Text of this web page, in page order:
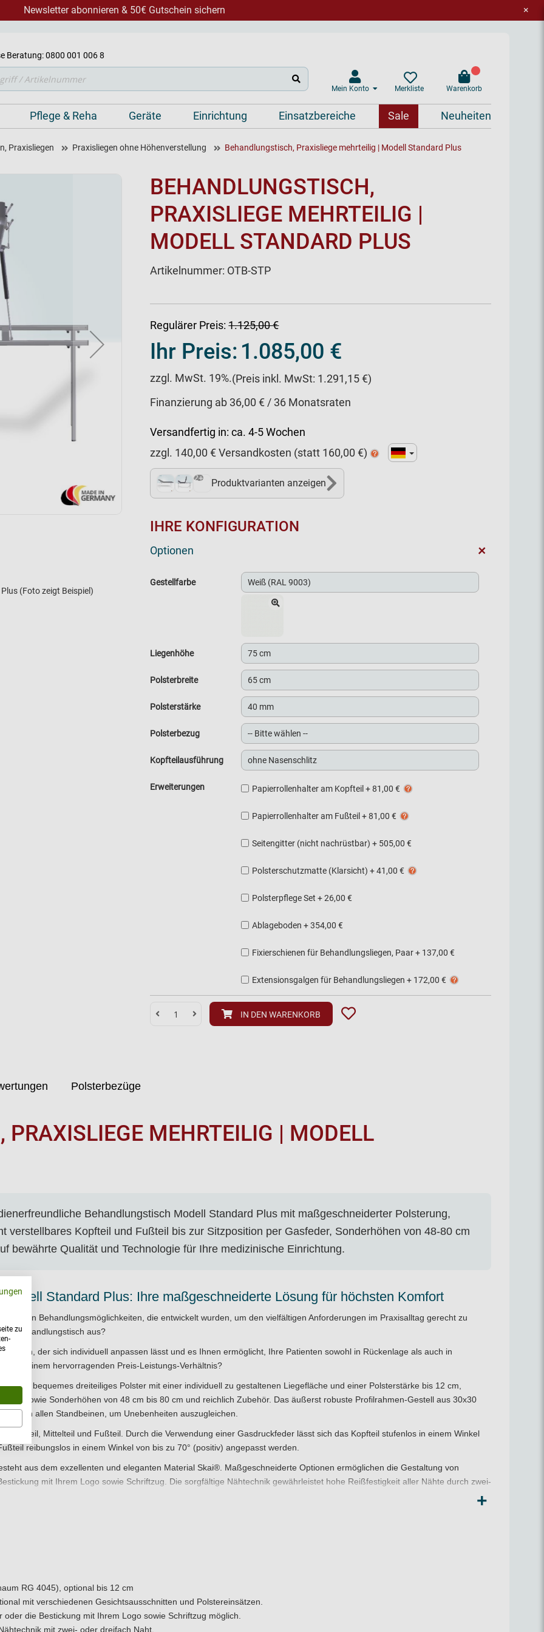
×
Newsletter abonnieren & 50€ Gutschein sichern
Beratung: 0800 001 006 8
Mein Konto Merkliste Warenkorb
Pflege & Reha Geräte Einrichtung Einsatzbereiche Sale Neuheiten
Praxisliegen Praxisliegen ohne Höhenverstellung Behandlungstisch, Praxisliege mehrteilig | Modell Standard Plus
(Foto zeigt Beispiel)
BEHANDLUNGSTISCH,
PRAXISLIEGE MEHRTEILIG |
MODELL STANDARD PLUS
Artikelnummer: OTB-STP
Regulärer Preis: 1.125,00 €
Ihr Preis: 1.085,00 €
zzgl. MwSt. 19%.(Preis inkl. MwSt: 1.291,15 €)
Finanzierung ab 36,00 € / 36 Monatsraten
Versandfertig in: ca. 4-5 Wochen
zzgl. 140,00 € Versandkosten (statt 160,00 €)
2+ Produktvarianten anzeigen
IHRE KONFIGURATION
Optionen +
Gestellfarbe
Liegenhöhe
Polsterbreite
Polsterstärke
Polsterbezug
Kopfteilausführung
Erweiterungen Papierrollenhalter am Kopfteil+81,00 €
Papierrollenhalter am Fußteil+81,00 €
Seitengitter (nicht nachrüstbar)+ 505,00 €
Polsterschutzmatte (Klarsicht)+41,00 €
Polsterpflege Set+26,00 €
Ablageboden+354,00 €
Fixierschienen für Behandlungsliegen, Paar+ 137,00 €
Extensionsgalgen für Behandlungsliegen+ 172,00 €
IN DEN WARENKORB
Polsterbezüge
MEHRTEILIG | MODELL
Behandlungstisch Modell Standard Plus mit maßgeschneiderter Polsterung,
verstellbares Kopfteil und Fußteil bis zur Sitzposition per Gasfeder, Sonderhöhen von 48-80 cm
bewährte Qualität und Technologie für Ihre medizinische Einrichtung.
Modell Standard Plus: Ihre maßgeschneiderte Lösung für höchsten Komfort
an Behandlungsmöglichkeiten, die entwickelt wurden, um den vielfältigen Anforderungen im Praxisalltag gerecht zu
Behandlungstisch aus?
der sich individuell anpassen lässt und es Ihnen ermöglicht, Ihre Patienten sowohl in Rückenlage als auch in
zu einem hervorragenden Preis-Leistungs-Verhältnis?
bequemes dreiteiliges Polster mit einer individuell zu gestaltenen Liegefläche und einer Polsterstärke bis 12 cm,
sowie Sonderhöhen von 48 cm bis 80 cm und reichlich Zubehör. Das äußerst robuste Profilrahmen-Gestell aus 30x30
an allen Standbeinen, um Unebenheiten auszugleichen.
Kopfteil, Mittelteil und Fußteil. Durch die Verwendung einer Gasdruckfeder lässt sich das Kopfteil stufenlos in einem Winkel
reibungslos in einem Winkel von bis zu 70° (positiv) angepasst werden.
aus dem exzellenten und eleganten Material Skai®. Maßgeschneiderte Optionen ermöglichen die Gestaltung von
mit Ihrem Logo sowie Schriftzug. Die sorgfältige Nähtechnik gewährleistet hohe Reißfestigkeit aller Nähte durch zwei-
noch heute ein unverbindliches Angebot an oder vereinbaren Sie ein Beratungsgespräch mit unserem Experten-Team.
+
RG 4045), optional bis 12 cm
mit verschiedenen Gesichtsausschnitten und Polstereinsätzen.
die Bestickung mit Ihrem Logo sowie Schriftzug möglich.
mit zwei- oder dreifach Naht.
zu